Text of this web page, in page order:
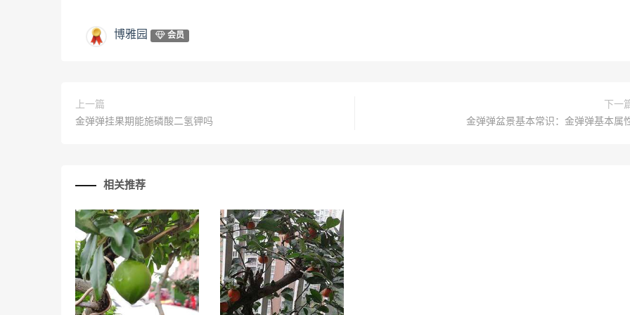
博雅园 会员
上一篇
金弹弹挂果期能施磷酸二氢钾吗
下一
金弹弹盆景基本常识：金弹弹基本属
相关推荐